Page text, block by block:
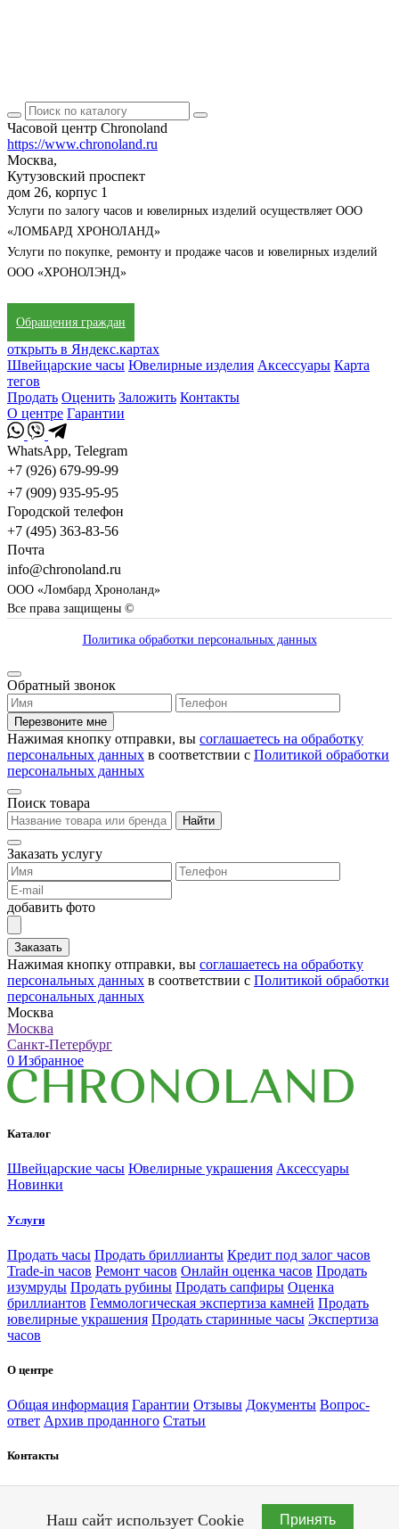
Часовой центр Chronoland
https://www.chronoland.ru
Москва,
Кутузовский проспект
дом 26, корпус 1
Услуги по залогу часов и ювелирных изделий осуществляет ООО
«ЛОМБАРД ХРОНОЛАНД»
Услуги по покупке, ремонту и продаже часов и ювелирных изделий
ООО «ХРОНОЛЭНД»
Обращения граждан
открыть в Яндекс.картах
Швейцарские часы Ювелирные изделия Аксессуары Карта
тегов
Продать Оценить Заложить Контакты
О центре Гарантии
WhatsApp, Telegram
+7 (926) 679-99-99
+7 (909) 935-95-95
Городской телефон
+7 (495) 363-83-56
Почта
info@chronoland.ru
ООО «Ломбард Хроноланд»
Все права защищены ©
Политика обработки персональных данных
Обратный звонок
Перезвоните мне
Нажимая кнопку отправки, вы соглашаетесь на обработку
персональных данных в соответствии с Политикой обработки
персональных данных
Поиск товара
Найти
Заказать услугу
добавить фото
Заказать
Нажимая кнопку отправки, вы соглашаетесь на обработку
персональных данных в соответствии с Политикой обработки
персональных данных
Москва
Москва
Санкт-Петербург
0 Избранное
Каталог
Швейцарские часы Ювелирные украшения Аксессуары
Новинки
Услуги
Продать часы Продать бриллианты Кредит под залог часов
Trade-in часов Ремонт часов Онлайн оценка часов Продать
изумруды Продать рубины Продать сапфиры Оценка
бриллиантов Геммологическая экспертиза камней Продать
ювелирные украшения Продать старинные часы Экспертиза
часов
О центре
Общая информация Гарантии Отзывы Документы Вопрос-
ответ Архив проданного Статьи
Контакты
Москва Санкт-Петербург
Москва, Кутузовский проспект дом 26, корпус 1
Наш сайт использует Cookie Принять